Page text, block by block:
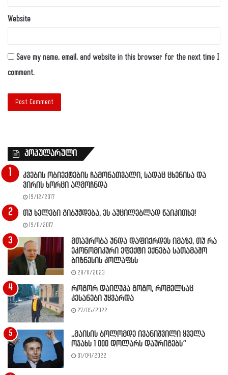
Website
Save my name, email, and website in this browser for the next time I
comment.
პოპულარული
კვების ობიექტების ჩამონათვალი, სადაც ცხენისა და
ვირის ხორცი აღმოჩნდა
19/12/2017
თუ ხელები გიბუჟდება, ეს აუცილებლად წაიკითხე!
19/11/2017
მთავრობა უნდა დაფიქრდეს იმაზე, თუ რა
ეკონომიკური ეფექტი ექნება სათამაშო
ბიზნესის კოლაფსს
28/11/2023
როგორ დაიღუპა გოგო, რომელსაც
კესანები უყვარდა
27/05/2022
,,მაისის ბოლომდე ივანიშვილი ყველა
ოჯახს 1 000 დოლარს დაურიგებს”
01/04/2022